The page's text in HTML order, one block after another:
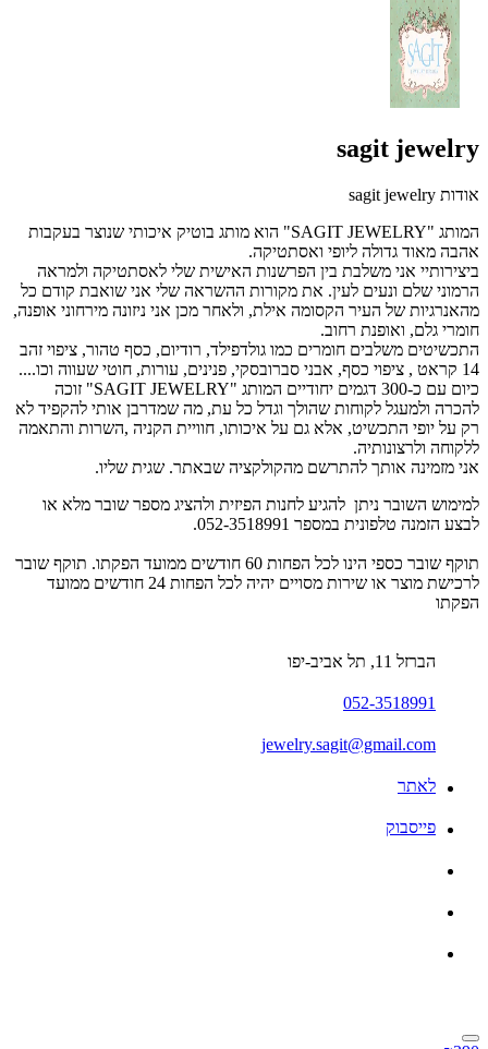
sagit jewelry
אודות sagit jewelry
המותג "SAGIT JEWELRY" הוא מותג בוטיק איכותי שנוצר בעקבות
אהבה מאוד גדולה ליופי ואסתטיקה.
ביצירותיי אני משלבת בין הפרשנות האישית שלי לאסתטיקה ולמראה
הרמוני שלם ונעים לעין. את מקורות ההשראה שלי אני שואבת קודם כל
מהאנרגיות של העיר הקסומה אילת, ולאחר מכן אני ניזונה מירחוני אופנה,
חומרי גלם, ואופנת רחוב.
התכשיטים משלבים חומרים כמו גולדפילד, רודיום, כסף טהור, ציפוי זהב
14 קראט , ציפוי כסף, אבני סברובסקי, פנינים, עורות, חוטי שעווה וכו....
כיום עם כ-300 דגמים יחודיים המותג "SAGIT JEWELRY" זוכה
להכרה ולמעגל לקוחות שהולך וגדל כל עת, מה שמדרבן אותי להקפיד לא
רק על יופי התכשיט, אלא גם על איכותו, חוויית הקניה ,השרות והתאמה
ללקוחה ולרצונותיה.
אני מזמינה אותך להתרשם מהקולקציה שבאתר. שגית שליו.
למימוש השובר ניתן להגיע לחנות הפיזית ולהציג מספר שובר מלא או
לבצע הזמנה טלפונית במספר 052-3518991.
תוקף שובר כספי הינו לכל הפחות 60 חודשים ממועד הפקתו. תוקף שובר
לרכישת מוצר או שירות מסויים יהיה לכל הפחות 24 חודשים ממועד
הפקתו
הברזל 11, תל אביב-יפו
052-3518991
jewelry.sagit@gmail.com
לאתר
פייסבוק